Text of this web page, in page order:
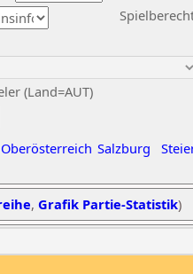
(Land=AUT)
Oberösterreich Salzburg
, Grafik Partie-Statistik)